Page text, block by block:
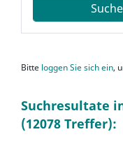
Bitte loggen Sie sich ein,
Suchresultate
(12078 Treffer):